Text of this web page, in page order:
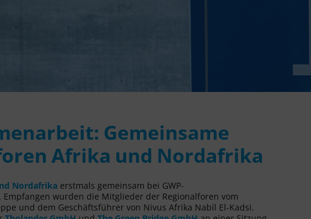
Gemeinsame
Afrika und Nordafrika
Nordafrika erstmals gemeinsam bei GWP-
Empfangen wurden die Mitglieder der Regionalforen vom
und dem Geschäftsführer von Nivus Afrika Nabil El-Kadsi.